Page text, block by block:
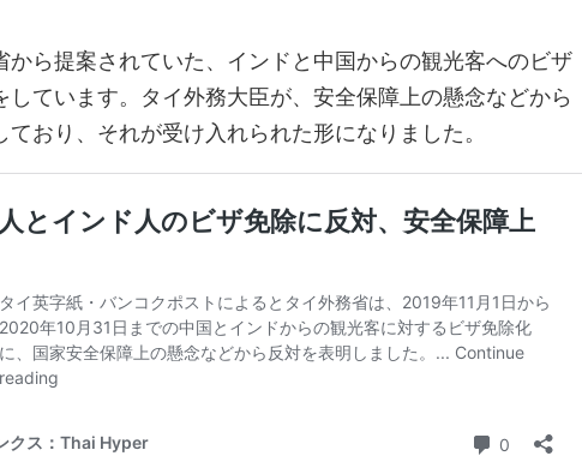
から提案されていた、インドと中国からの観光客へのビザ
ています。タイ外務大臣が、安全保障上の懸念などから
おり、それが受け入れられた形になりました。